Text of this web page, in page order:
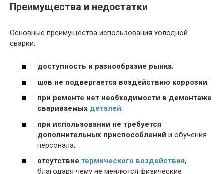
Преимущества и недостатки
Основные преимущества использования холодной
сварки:
доступность и разнообразие рынка;
шов не подвергается воздействию коррозии;
при ремонте нет необходимости в демонтаже
свариваемых деталей;
при использовании не требуется
дополнительных приспособлений и обучения
персонала;
отсутствие термического воздействия,
благодаря чему не меняются физические